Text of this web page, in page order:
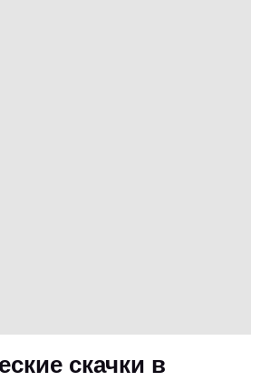
скачки в